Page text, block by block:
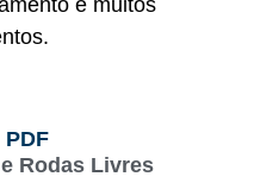
e muitos
PDF
Rodas Livres